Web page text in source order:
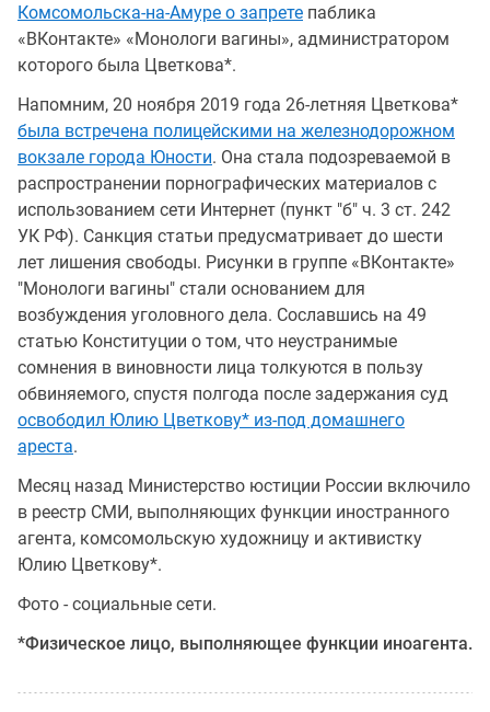
Комсомольска-на-Амуре о запрете паблика
«ВКонтакте» «Монологи вагины», администратором
которого была Цветкова*.
Напомним, 20 ноября 2019 года 26-летняя Цветкова*
была встречена полицейскими на железнодорожном
вокзале города Юности. Она стала подозреваемой в
распространении порнографических материалов с
использованием сети Интернет (пункт "б" ч. 3 ст. 242
УК РФ). Санкция статьи предусматривает до шести
лет лишения свободы. Рисунки в группе «ВКонтакте»
"Монологи вагины" стали основанием для
возбуждения уголовного дела. Сославшись на 49
статью Конституции о том, что неустранимые
сомнения в виновности лица толкуются в пользу
обвиняемого, спустя полгода после задержания суд
освободил Юлию Цветкову* из-под домашнего
ареста.
Месяц назад Министерство юстиции России включило
в реестр СМИ, выполняющих функции иностранного
агента, комсомольскую художницу и активистку
Юлию Цветкову*.
Фото - социальные сети.
*Физическое лицо, выполняющее функции иноагента.